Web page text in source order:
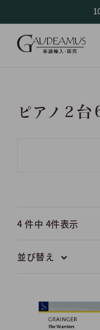
ン
ピアノ２台
4 件中 4件表示
並び替え